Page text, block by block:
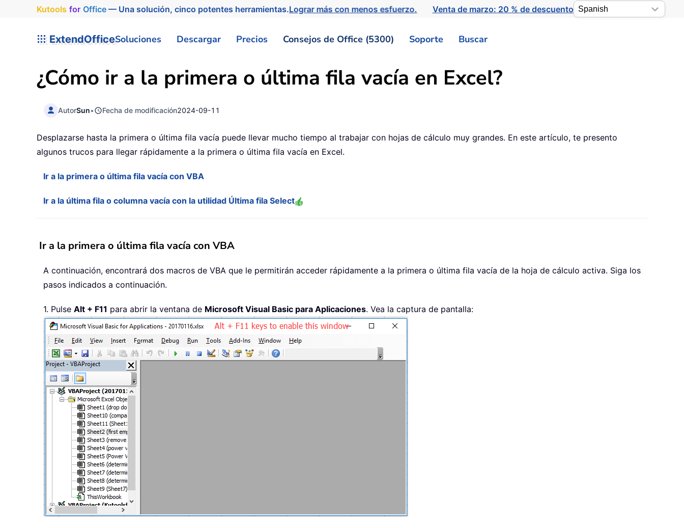
Kutools for Office— Una solución, cinco potentes herramientas.Lograr más con menos esfuerzo. Venta de marzo: 20 % de descuento
ExtendOfficeSoluciones Descargar Precios Consejos de Office (5300) Soporte Buscar
¿Cómo ir a la primera o última fila vacía en Excel?
AutorSun• Fecha de modificación2024-09-11
Desplazarse hasta la primera o última fila vacía puede llevar mucho tiempo al trabajar con hojas de cálculo muy grandes. En este artículo, te presento
algunos trucos para llegar rápidamente a la primera o última fila vacía en Excel.
Ir a la primera o última fila vacía con VBA
Ir a la última fila o columna vacía con la utilidad Última fila Select
Ir a la primera o última fila vacía con VBA
A continuación, encontrará dos macros de VBA que le permitirán acceder rápidamente a la primera o última fila vacía de la hoja de cálculo activa. Siga los
pasos indicados a continuación.
1. Pulse Alt + F11 para abrir la ventana de Microsoft Visual Basic para Aplicaciones. Vea la captura de pantalla: